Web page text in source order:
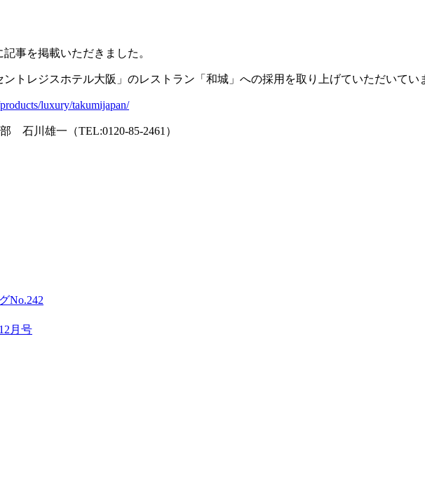
事を掲載いただきました。
トレジスホテル大阪」のレストラン「和城」への採用を取り上げていただいてい
luxury/takumijapan/
石川雄一（TEL:0120-85-2461）
No.242
月号